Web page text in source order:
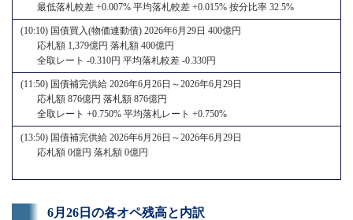
最低落札較差 +0.007% 平均落札較差 +0.015% 按分比率 32.5%
(10:10) 国債買入(物価連動債) 2026年6月29日 400億円
応札額 1,379億円 落札額 400億円
全取レート -0.310円 平均落札較差 -0.330円
(11:50) 国債補完供給 2026年6月26日～2026年6月29日
応札額 876億円 落札額 876億円
全取レート +0.750% 平均落札レート +0.750%
(13:50) 国債補完供給 2026年6月26日～2026年6月29日
応札額 0億円 落札額 0億円
6月26日の各オペ残高と内訳